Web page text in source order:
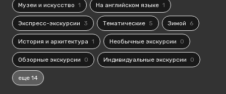
Музеи и искусство 1 На английском языке 1
Экспресс-экскурсии 3 Тематические 5 Зимой 6
История и архитектура 1 Необычные экскурсии 0
Обзорные экскурсии 0 Индивидуальные экскурсии 0
еще 14